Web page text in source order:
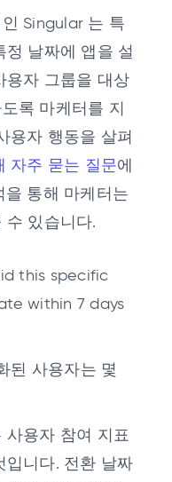
Singular 는 특
정 날짜에 앱을 설
용자 그룹을 대상
록 마케터를 지
용자 행동을 살펴
자주 묻는 질문에
을 통해 마케터는
수 있습니다.
this specific
within 7 days
된 사용자는 몇
사용자 참여 지표
입니다. 전환 날짜